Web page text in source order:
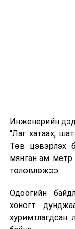
өдөр тутмын
практик ур
Сургалтыг
жишээнд
танилцах,
онол, практик
байна.
Инженерийн
“Лаг хатаах,
Төв цэвэрлэх
мянган ам метр
төлөвлөжээ.
Одоогийн
хоногт